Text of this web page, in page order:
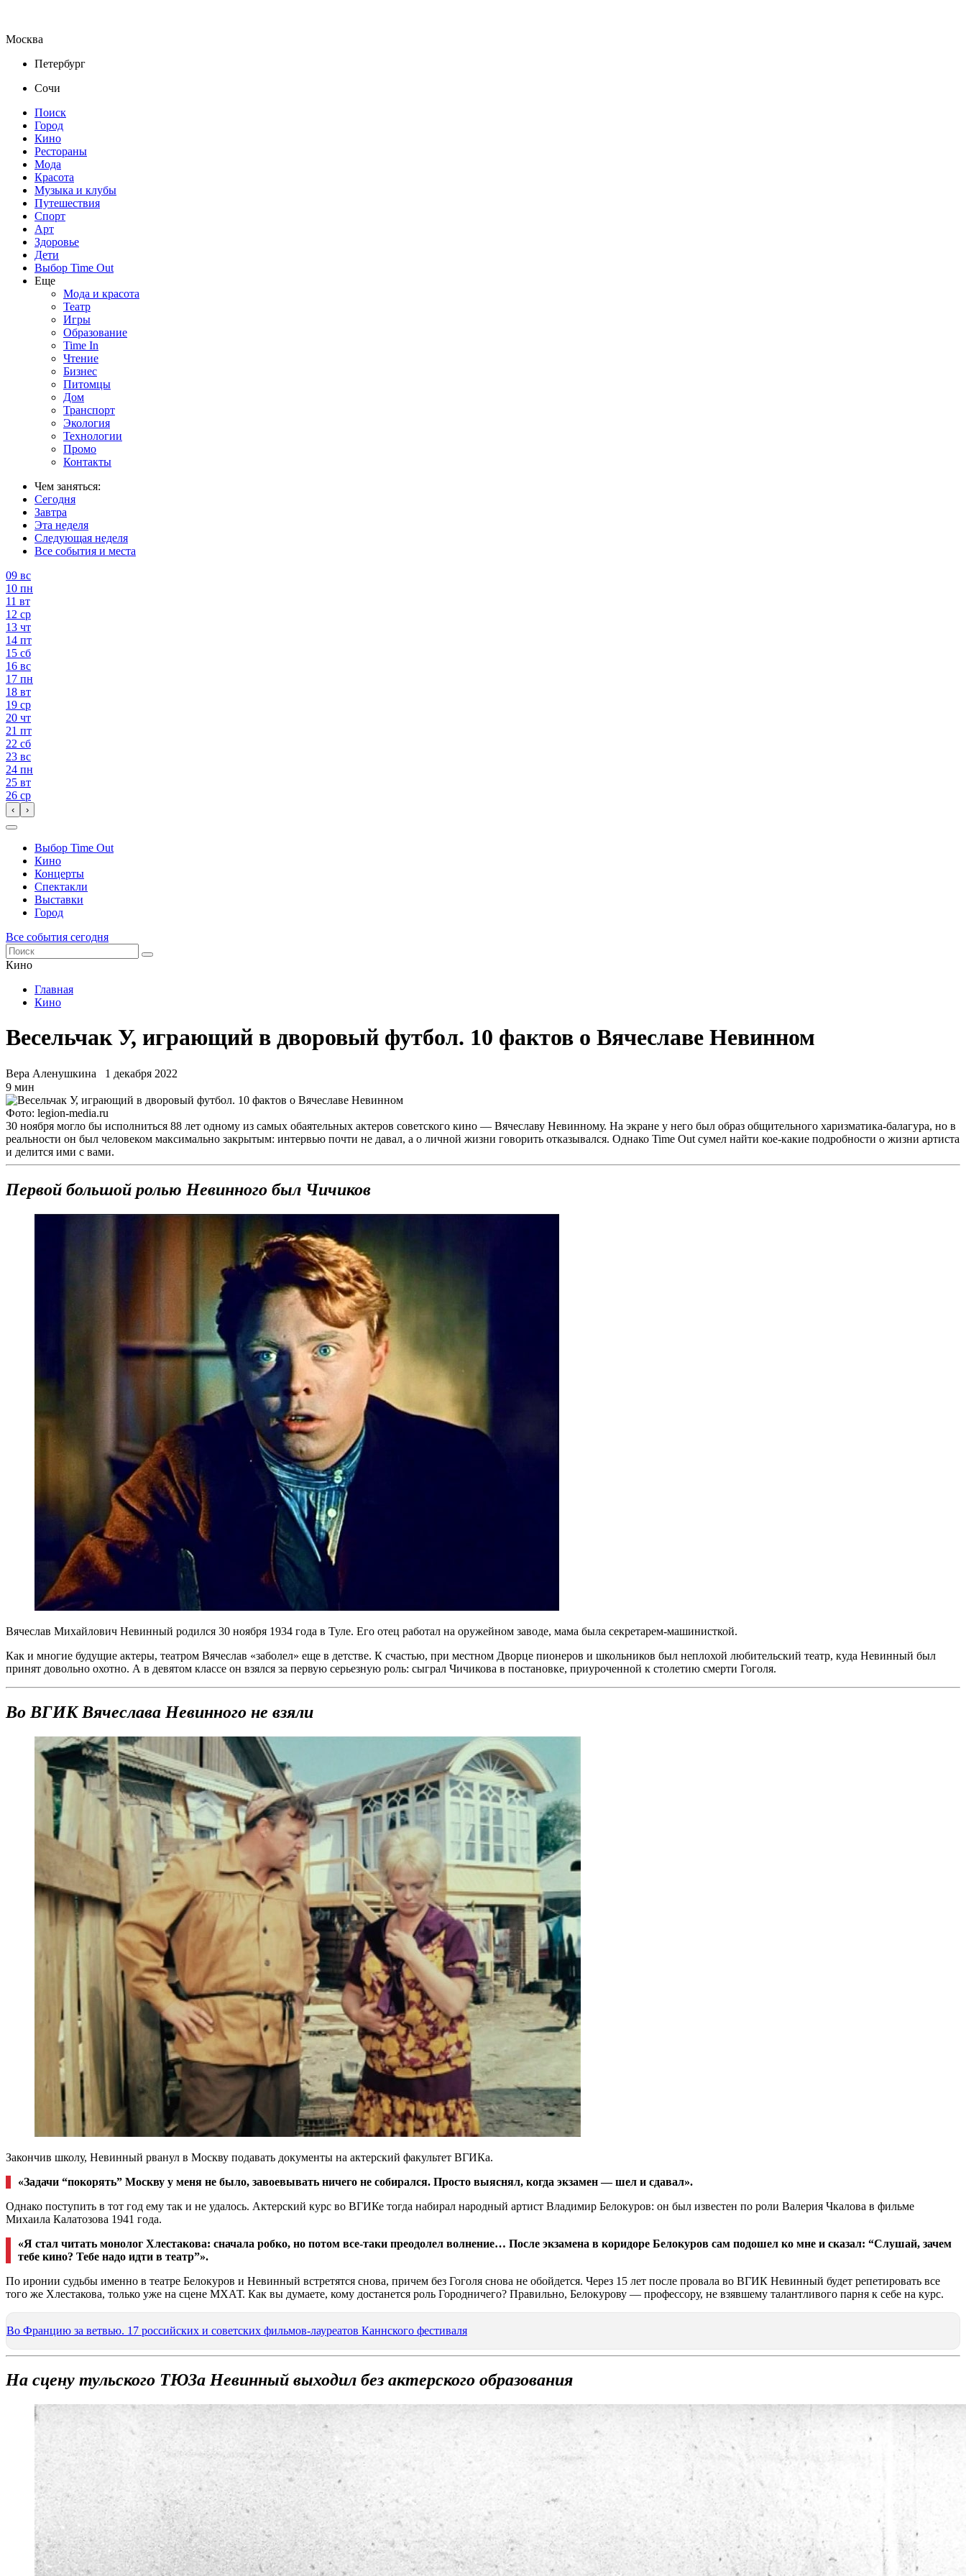
Москва
Петербург
Сочи
Поиск
Город
Кино
Рестораны
Мода
Красота
Музыка и клубы
Путешествия
Спорт
Арт
Здоровье
Дети
Выбор Time Out
Еще
Мода и красота
Театр
Игры
Образование
Time In
Чтение
Бизнес
Питомцы
Дом
Транспорт
Экология
Технологии
Промо
Контакты
Чем заняться:
Сегодня
Завтра
Эта неделя
Следующая неделя
Все события и места
09 вс
10 пн
11 вт
12 ср
13 чт
14 пт
15 сб
16 вс
17 пн
18 вт
19 ср
20 чт
21 пт
22 сб
23 вс
24 пн
25 вт
26 ср
‹ ›
Выбор Time Out
Кино
Концерты
Спектакли
Выставки
Город
Все события сегодня
Кино
Главная
Кино
Весельчак У, играющий в дворовый футбол. 10 фактов о Вячеславе Невинном
Вера Аленушкина
1 декабря 2022
9 мин
Фото: legion-media.ru
30 ноября могло бы исполниться 88 лет одному из самых обаятельных актеров советского кино — Вячеславу Невинному. На экране у него был образ общительного харизматика-балагура, но в
реальности он был человеком максимально закрытым: интервью почти не давал, а о личной жизни говорить отказывался. Однако Time Out сумел найти кое-какие подробности о жизни артиста
и делится ими с вами.
Первой большой ролью Невинного был Чичиков
Вячеслав Михайлович Невинный родился 30 ноября 1934 года в Туле. Его отец работал на оружейном заводе, мама была секретарем-машинисткой.
Как и многие будущие актеры, театром Вячеслав «заболел» еще в детстве. К счастью, при местном Дворце пионеров и школьников был неплохой любительский театр, куда Невинный был
принят довольно охотно. А в девятом классе он взялся за первую серьезную роль: сыграл Чичикова в постановке, приуроченной к столетию смерти Гоголя.
Во ВГИК Вячеслава Невинного не взяли
Закончив школу, Невинный рванул в Москву подавать документы на актерский факультет ВГИКа.
«Задачи “покорять” Москву у меня не было, завоевывать ничего не собирался. Просто выяснял, когда экзамен — шел и сдавал».
Однако поступить в тот год ему так и не удалось. Актерский курс во ВГИКе тогда набирал народный артист Владимир Белокуров: он был известен по роли Валерия Чкалова в фильме
Михаила Калатозова 1941 года.
«Я стал читать монолог Хлестакова: сначала робко, но потом все-таки преодолел волнение… После экзамена в коридоре Белокуров сам подошел ко мне и сказал: “Слушай, зачем
тебе кино? Тебе надо идти в театр”».
По иронии судьбы именно в театре Белокуров и Невинный встретятся снова, причем без Гоголя снова не обойдется. Через 15 лет после провала во ВГИК Невинный будет репетировать все
того же Хлестакова, только уже на сцене МХАТ. Как вы думаете, кому достанется роль Городничего? Правильно, Белокурову — профессору, не взявшему талантливого парня к себе на курс.
Во Францию за ветвью. 17 российских и советских фильмов-лауреатов Каннского фестиваля
На сцену тульского ТЮЗа Невинный выходил без актерского образования